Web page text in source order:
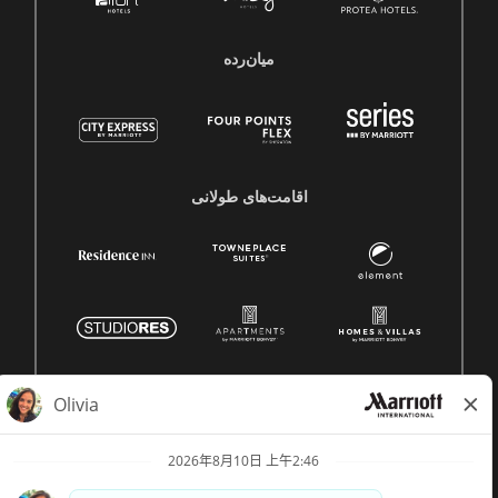
میان‌رده
اقامت‌های طولانی